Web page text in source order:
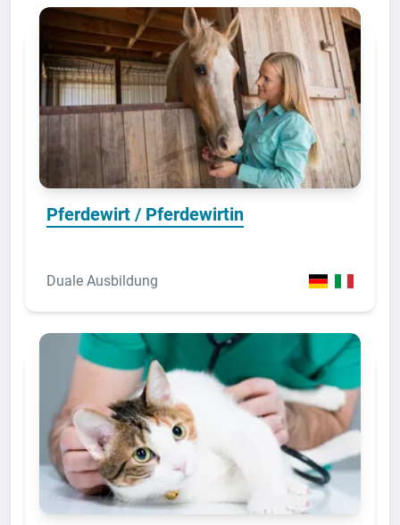
Pferdewirt / Pferdewirtin
Duale Ausbildung